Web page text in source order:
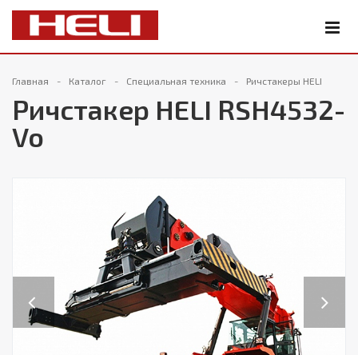
Главная Каталог Специальная техника Ричстакеры HELI
Ричстакер HELI RSH4532-
Vo